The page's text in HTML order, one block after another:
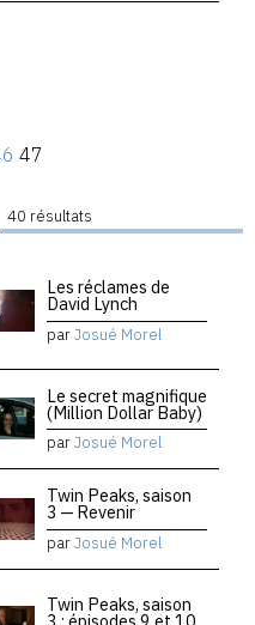
47
40 résultats
Les réclames de
David Lynch
parJosué Morel
Le secret magnifique
(Million Dollar Baby)
parJosué Morel
Twin Peaks, saison
3 — Revenir
parJosué Morel
Twin Peaks, saison
3 : épisodes 9 et 10